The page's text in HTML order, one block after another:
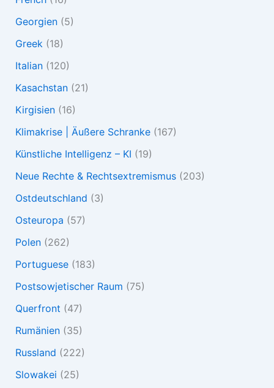
Georgien(5)
Greek(18)
Italian(120)
Kasachstan(21)
Kirgisien(16)
Klimakrise | Äußere Schranke(167)
Künstliche Intelligenz – KI (19)
Neue Rechte & Rechtsextremismus(203)
Ostdeutschland (3)
Osteuropa (57)
Polen(262)
Portuguese(183)
Postsowjetischer Raum (75)
Querfront (47)
Rumänien(35)
Russland (222)
Slowakei (25)